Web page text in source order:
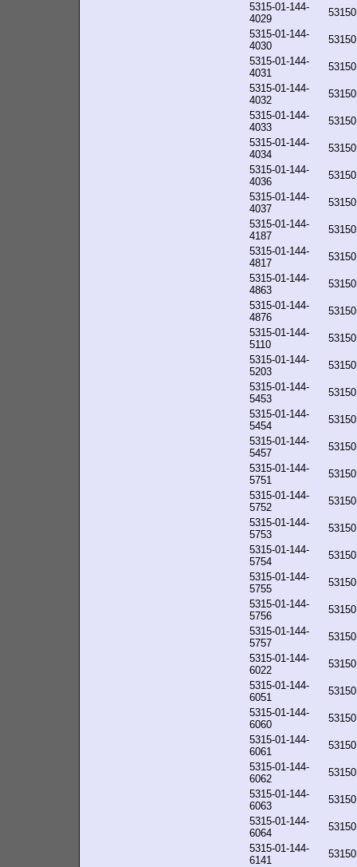
5315-01-144-
4029
5315-01-144-
4030
5315-01-144-
4031
5315-01-144-
4032
5315-01-144-
4033
5315-01-144-
4034
5315-01-144-
4036
5315-01-144-
4037
5315-01-144-
4187
5315-01-144-
4817
5315-01-144-
4863
5315-01-144-
4876
5315-01-144-
5110
5315-01-144-
5203
5315-01-144-
5453
5315-01-144-
5454
5315-01-144-
5457
5315-01-144-
5751
5315-01-144-
5752
5315-01-144-
5753
5315-01-144-
5754
5315-01-144-
5755
5315-01-144-
5756
5315-01-144-
5757
5315-01-144-
6022
5315-01-144-
6051
5315-01-144-
6060
5315-01-144-
6061
5315-01-144-
6062
5315-01-144-
6063
5315-01-144-
6064
5315-01-144-
6141